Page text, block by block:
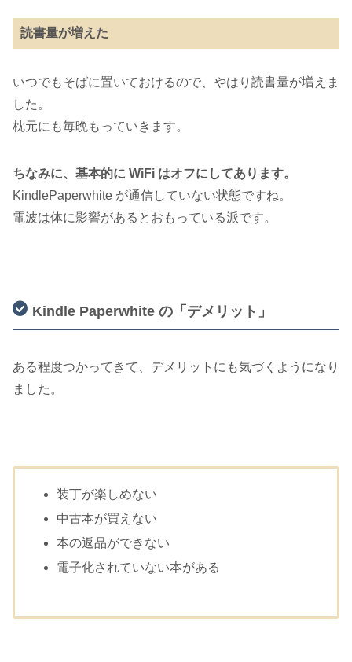
読書量が増えた
いつでもそばに置いておけるので、やはり読書量が増えま
した。
枕元にも毎晩もっていきます。
ちなみに、基本的に WiFi はオフにしてあります。
KindlePaperwhite が通信していない状態ですね。
電波は体に影響があるとおもっている派です。
Kindle Paperwhite の「デメリット」
ある程度つかってきて、デメリットにも気づくようになり
ました。
装丁が楽しめない
中古本が買えない
本の返品ができない
電子化されていない本がある